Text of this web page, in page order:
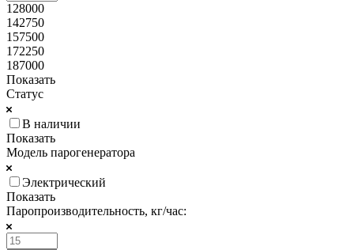
128000
142750
157500
172250
187000
Показать
Статус
В наличии
Показать
Модель парогенератора
Электрический
Показать
Паропроизводительность, кг/час: